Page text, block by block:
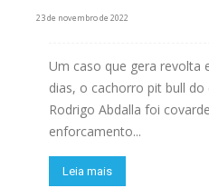
23 de novembro de 2022
Um caso que gera revolta
dias, o cachorro pit bull
Rodrigo Abdalla foi
enforcamento...
Leia mais